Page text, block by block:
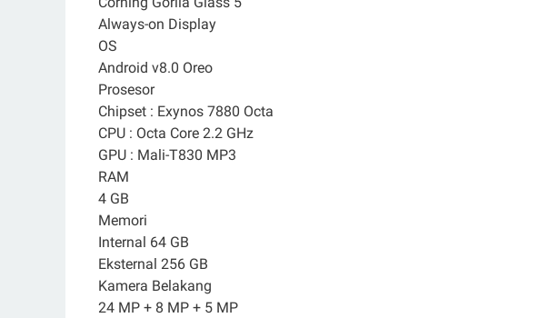
Always-on Display
OS
Android v8.0 Oreo
Prosesor
Chipset : Exynos 7880 Octa
CPU : Octa Core 2.2 GHz
GPU : Mali-T830 MP3
RAM
4 GB
Memori
Internal 64 GB
Eksternal 256 GB
Kamera Belakang
24 MP + 8 MP + 5 MP